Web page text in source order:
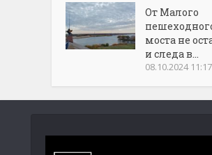
От Малого
моста не
и следа в...
08.10.2024 11:17